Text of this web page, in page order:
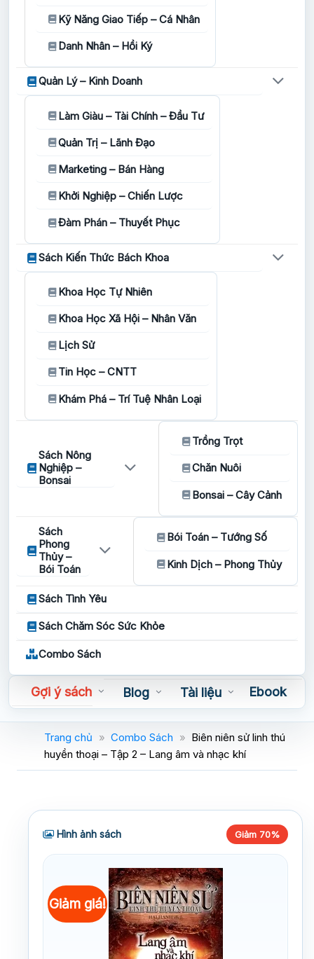
Kỹ Năng Giao Tiếp – Cá Nhân
Danh Nhân – Hồi Ký
Quản Lý – Kinh Doanh
Làm Giàu – Tài Chính – Đầu Tư
Quản Trị – Lãnh Đạo
Marketing – Bán Hàng
Khởi Nghiệp – Chiến Lược
Đàm Phán – Thuyết Phục
Sách Kiến Thức Bách Khoa
Khoa Học Tự Nhiên
Khoa Học Xã Hội – Nhân Văn
Lịch Sử
Tin Học – CNTT
Khám Phá – Trí Tuệ Nhân Loại
Sách Nông
Nghiệp –
Bonsai
Trồng Trọt
Chăn Nuôi
Bonsai – Cây Cảnh
Sách
Phong
Thủy –
Bói Toán
Bói Toán – Tướng Số
Kinh Dịch – Phong Thủy
Sách Tình Yêu
Sách Chăm Sóc Sức Khỏe
Combo Sách
Gợi ý sách Blog Tài liệu
Ebook
Sách nói
Trang chủ » Combo Sách » Biên niên sử linh thú
huyền thoại – Tập 2 – Lang âm và nhạc khí
Hình ảnh sách Giảm 70%
Giảm giá!